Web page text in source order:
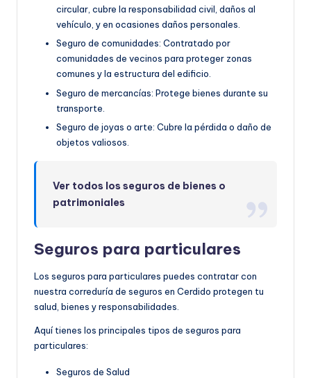
circular, cubre la responsabilidad civil, daños al
vehículo, y en ocasiones daños personales.
Seguro de comunidades: Contratado por
comunidades de vecinos para proteger zonas
comunes y la estructura del edificio.
Seguro de mercancías: Protege bienes durante su
transporte.
Seguro de joyas o arte: Cubre la pérdida o daño de
objetos valiosos.
Ver todos los seguros de bienes o
patrimoniales
Seguros para particulares
Los seguros para particulares puedes contratar con
nuestra correduría de seguros en Cerdido protegen tu
salud, bienes y responsabilidades.
Aquí tienes los principales tipos de seguros para
particulares:
Seguros de Salud